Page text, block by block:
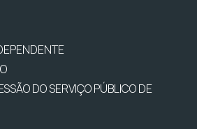
DO SERVIÇO PÚBLICO DE